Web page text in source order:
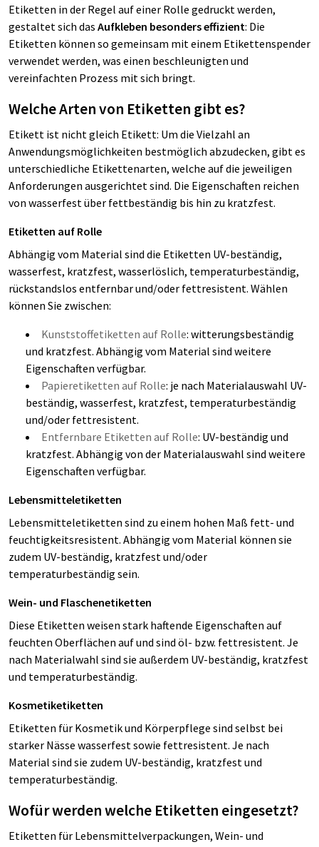
Etiketten in der Regel auf einer Rolle gedruckt werden,
gestaltet sich das Aufkleben besonders effizient: Die
Etiketten können so gemeinsam mit einem Etikettenspender
verwendet werden, was einen beschleunigten und
vereinfachten Prozess mit sich bringt.
Welche Arten von Etiketten gibt es?
Etikett ist nicht gleich Etikett: Um die Vielzahl an
Anwendungsmöglichkeiten bestmöglich abzudecken, gibt es
unterschiedliche Etikettenarten, welche auf die jeweiligen
Anforderungen ausgerichtet sind. Die Eigenschaften reichen
von wasserfest über fettbeständig bis hin zu kratzfest.
Etiketten auf Rolle
Abhängig vom Material sind die Etiketten UV-beständig,
wasserfest, kratzfest, wasserlöslich, temperaturbeständig,
rückstandslos entfernbar und/oder fettresistent. Wählen
können Sie zwischen:
Kunststoffetiketten auf Rolle: witterungsbeständig
und kratzfest. Abhängig vom Material sind weitere
Eigenschaften verfügbar.
Papieretiketten auf Rolle: je nach Materialauswahl UV-
beständig, wasserfest, kratzfest, temperaturbeständig
und/oder fettresistent.
Entfernbare Etiketten auf Rolle: UV-beständig und
kratzfest. Abhängig von der Materialauswahl sind weitere
Eigenschaften verfügbar.
Lebensmitteletiketten
Lebensmitteletiketten sind zu einem hohen Maß fett- und
feuchtigkeitsresistent. Abhängig vom Material können sie
zudem UV-beständig, kratzfest und/oder
temperaturbeständig sein.
Wein- und Flaschenetiketten
Diese Etiketten weisen stark haftende Eigenschaften auf
feuchten Oberflächen auf und sind öl- bzw. fettresistent. Je
nach Materialwahl sind sie außerdem UV-beständig, kratzfest
und temperaturbeständig.
Kosmetiketiketten
Etiketten für Kosmetik und Körperpflege sind selbst bei
starker Nässe wasserfest sowie fettresistent. Je nach
Material sind sie zudem UV-beständig, kratzfest und
temperaturbeständig.
Wofür werden welche Etiketten eingesetzt?
Etiketten für Lebensmittelverpackungen, Wein- und